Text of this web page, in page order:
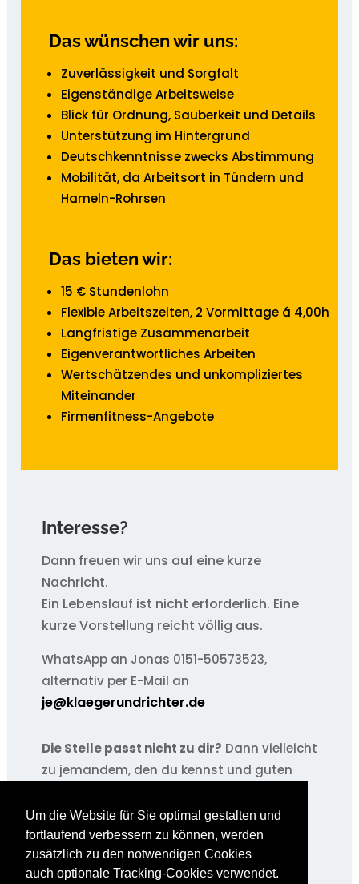
Um die Website für Sie optimal gestalten und
fortlaufend verbessern zu können, werden
zusätzlich zu den notwendigen Cookies
auch optionale Tracking-Cookies verwendet.
Das wünschen wir uns:
Zuverlässigkeit und Sorgfalt
Eigenständige Arbeitsweise
Blick für Ordnung, Sauberkeit und Details
Unterstützung im Hintergrund
Deutschkenntnisse zwecks Abstimmung
Mobilität, da Arbeitsort in Tündern und
Hameln-Rohrsen
Das bieten wir:
15 € Stundenlohn
Flexible Arbeitszeiten, 2 Vormittage á 4,00h
Langfristige Zusammenarbeit
Eigenverantwortliches Arbeiten
Wertschätzendes und unkompliziertes
Miteinander
Firmenfitness-Angebote
Interesse?
Dann freuen wir uns auf eine kurze
Nachricht.
Ein Lebenslauf ist nicht erforderlich. Eine
kurze Vorstellung reicht völlig aus.
WhatsApp an Jonas 0151-50573523,
alternativ per E-Mail an
je@klaegerundrichter.de
Die Stelle passt nicht zu dir? Dann vielleicht
zu jemandem, den du kennst und guten
Wir freuen uns über jede Weiterleitung.